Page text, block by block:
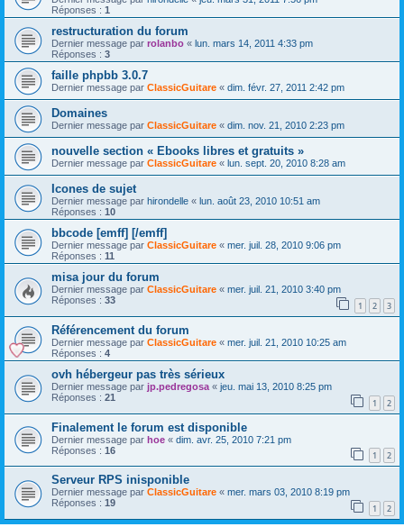
Réponses : 1
restructuration du forum
Dernier message par rolanbo « lun. mars 14, 2011 4:33 pm
Réponses : 3
faille phpbb 3.0.7
Dernier message par ClassicGuitare « dim. févr. 27, 2011 2:42 pm
Domaines
Dernier message par ClassicGuitare « dim. nov. 21, 2010 2:23 pm
nouvelle section « Ebooks libres et gratuits »
Dernier message par ClassicGuitare « lun. sept. 20, 2010 8:28 am
Icones de sujet
Dernier message par hirondelle « lun. août 23, 2010 10:51 am
Réponses : 10
bbcode [emff] [/emff]
Dernier message par ClassicGuitare « mer. juil. 28, 2010 9:06 pm
Réponses : 11
misa jour du forum
Dernier message par ClassicGuitare « mer. juil. 21, 2010 3:40 pm
Réponses : 33 1 2 3
Référencement du forum
Dernier message par ClassicGuitare « mer. juil. 21, 2010 10:25 am
Réponses : 4
ovh hébergeur pas très sérieux
Dernier message par jp.pedregosa « jeu. mai 13, 2010 8:25 pm
Réponses : 21 1 2
Finalement le forum est disponible
Dernier message par hoe « dim. avr. 25, 2010 7:21 pm
Réponses : 16 1 2
Serveur RPS inisponible
Dernier message par ClassicGuitare « mer. mars 03, 2010 8:19 pm
Réponses : 19 1 2